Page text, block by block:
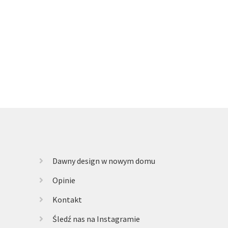
Dawny design w nowym domu
Opinie
Kontakt
Śledź nas na Instagramie